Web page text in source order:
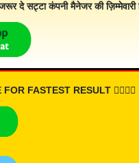
दे सट्टा कंपनी मैनेजर की ज़िम्मेवारी
FASTEST RESULT 👇🏾👇🏾